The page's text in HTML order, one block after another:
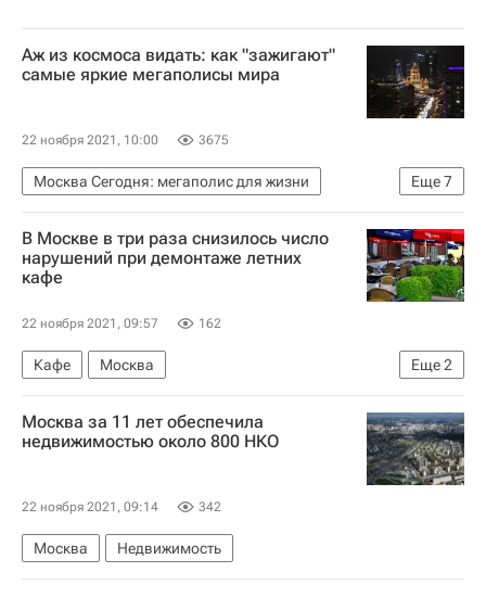
Аж из космоса видать: как "зажигают"
самые яркие мегаполисы мира
22 ноября 2021, 10:00 3675
Еще7
Москва Сегодня: мегаполис для жизни
Москва
Городская среда
Городское хозяйство Москвы
Комплекс городского хозяйства Москвы
Аналитика – РИА Недвижимость
Город: детали – РИА Недвижимость
В Москве в три раза снизилось число
нарушений при демонтаже летних
кафе
22 ноября 2021, 09:57 162
Еще2
Кафе
Москва
Госинспекция по недвижимости
Коммерческая недвижимость
Москва за 11 лет обеспечила
недвижимостью около 800 НКО
22 ноября 2021, 09:14 342
Москва Недвижимость